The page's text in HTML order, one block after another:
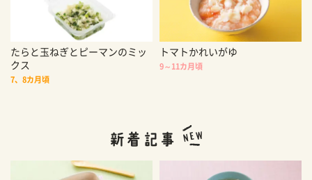
たらと玉ねぎとピーマンのミッ
クス
7、8カ月頃
トマトかれいがゆ
9～11カ月頃